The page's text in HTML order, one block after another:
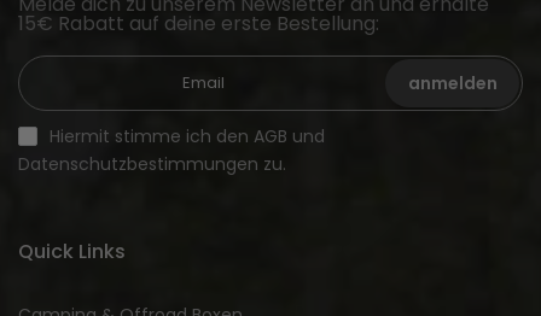
15€ Rabatt auf deine erste Bestellung:
anmelden
Hiermit stimme ich den AGB und
Datenschutzbestimmungen zu.
Quick Links